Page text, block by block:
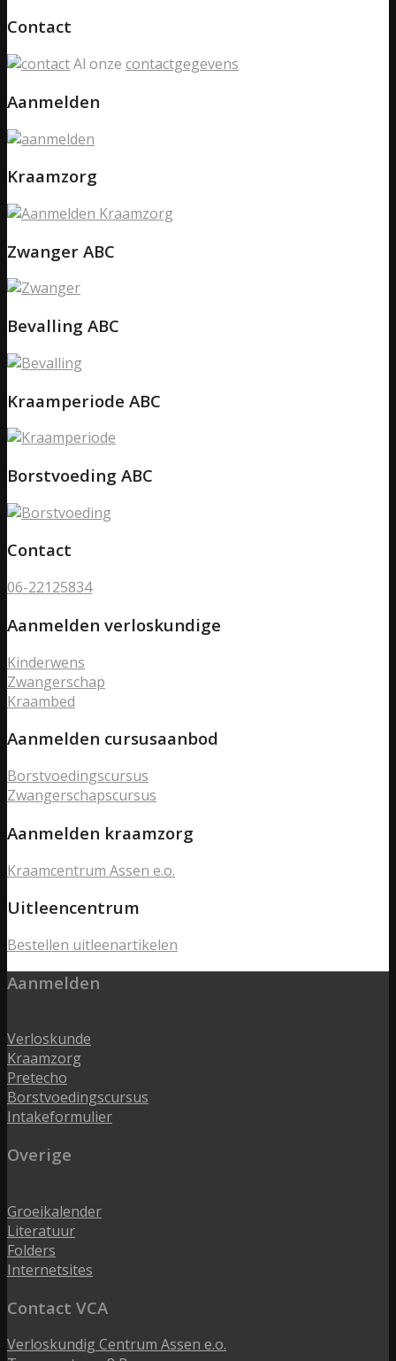
Contact
Al onze contactgegevens
Aanmelden
Kraamzorg
Zwanger ABC
Bevalling ABC
Kraamperiode ABC
Borstvoeding ABC
Contact
06-22125834
Aanmelden verloskundige
Kinderwens
Zwangerschap
Kraambed
Aanmelden cursusaanbod
Borstvoedingscursus
Zwangerschapscursus
Aanmelden kraamzorg
Kraamcentrum Assen e.o.
Uitleencentrum
Bestellen uitleenartikelen
Aanmelden
Verloskunde
Kraamzorg
Pretecho
Borstvoedingscursus
Intakeformulier
Overige
Groeikalender
Literatuur
Folders
Internetsites
Contact VCA
Verloskundig Centrum Assen e.o.